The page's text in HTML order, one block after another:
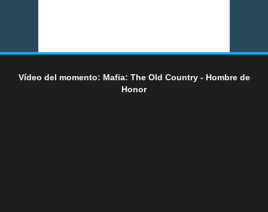
Vídeo del momento: Mafia: The Old Country - Hombre de
Honor